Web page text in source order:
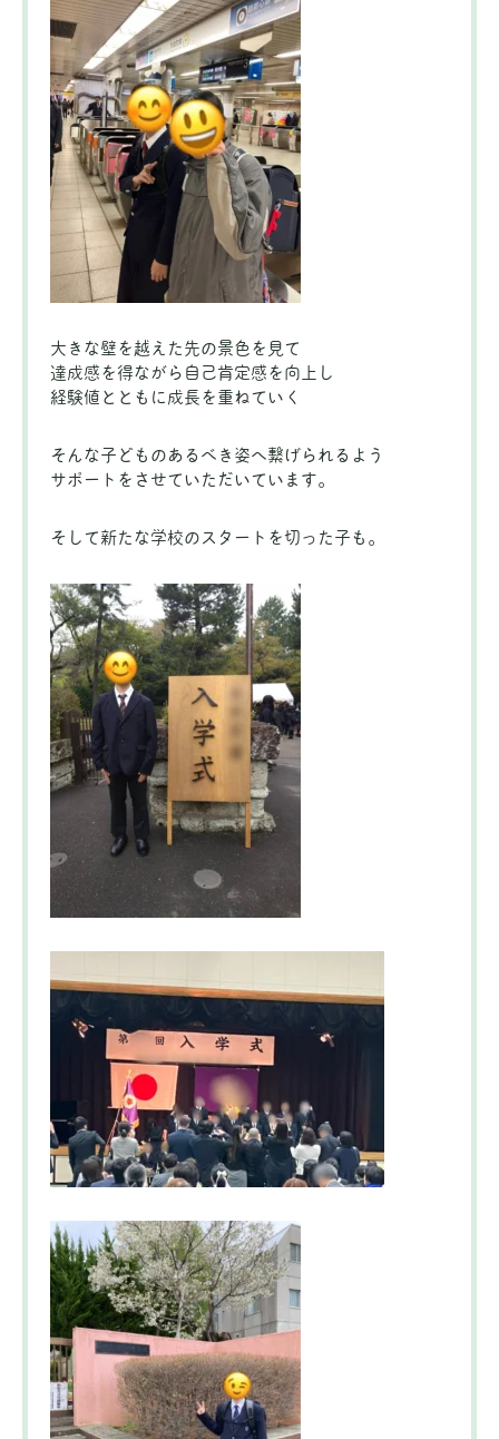
大きな壁を越えた先の景色を見て
達成感を得ながら自己肯定感を向上し
経験値とともに成長を重ねていく
そんな子どものあるべき姿へ繋げられるよう
サポートをさせていただいています。
そして新たな学校のスタートを切った子も。